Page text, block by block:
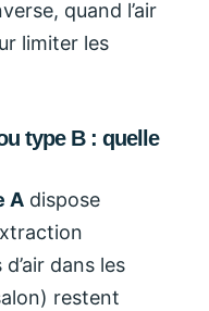
quand l’air
limiter les
type B : quelle
A dispose
dans les
restent